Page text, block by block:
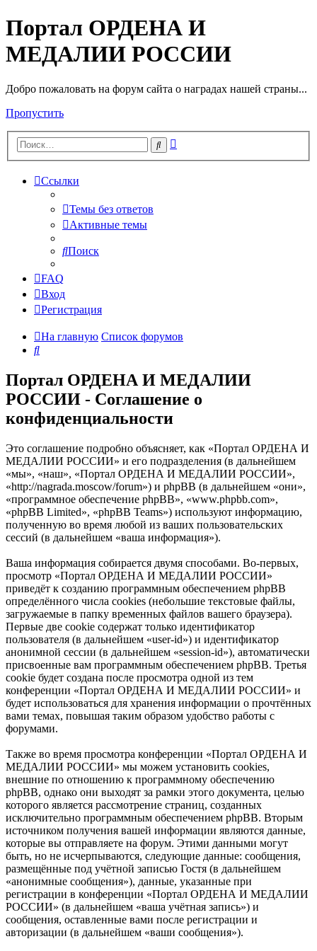
Портал ОРДЕНА И
МЕДАЛИИ РОССИИ
Добро пожаловать на форум сайта о наградах нашей страны...
Пропустить
Поиск
Ссылки
Темы без ответов
Активные темы
Поиск
FAQ
Вход
Регистрация
На главную Список форумов
Поиск
Портал ОРДЕНА И МЕДАЛИИ
РОССИИ - Соглашение о
конфиденциальности
Это соглашение подробно объясняет, как «Портал ОРДЕНА И
МЕДАЛИИ РОССИИ» и его подразделения (в дальнейшем
«мы», «наш», «Портал ОРДЕНА И МЕДАЛИИ РОССИИ»,
«http://nagrada.moscow/forum») и phpBB (в дальнейшем «они»,
«программное обеспечение phpBB», «www.phpbb.com»,
«phpBB Limited», «phpBB Teams») используют информацию,
полученную во время любой из ваших пользовательских
сессий (в дальнейшем «ваша информация»).
Ваша информация собирается двумя способами. Во-первых,
просмотр «Портал ОРДЕНА И МЕДАЛИИ РОССИИ»
приведёт к созданию программным обеспечением phpBB
определённого числа cookies (небольшие текстовые файлы,
загружаемые в папку временных файлов вашего браузера).
Первые две cookie содержат только идентификатор
пользователя (в дальнейшем «user-id») и идентификатор
анонимной сессии (в дальнейшем «session-id»), автоматически
присвоенные вам программным обеспечением phpBB. Третья
cookie будет создана после просмотра одной из тем
конференции «Портал ОРДЕНА И МЕДАЛИИ РОССИИ» и
будет использоваться для хранения информации о прочтённых
вами темах, повышая таким образом удобство работы с
форумами.
Также во время просмотра конференции «Портал ОРДЕНА И
МЕДАЛИИ РОССИИ» мы можем установить cookies,
внешние по отношению к программному обеспечению
phpBB, однако они выходят за рамки этого документа, целью
которого является рассмотрение страниц, созданных
исключительно программным обеспечением phpBB. Вторым
источником получения вашей информации являются данные,
которые вы отправляете на форум. Этими данными могут
быть, но не исчерпываются, следующие данные: сообщения,
размещённые под учётной записью Гостя (в дальнейшем
«анонимные сообщения»), данные, указанные при
регистрации в конференции «Портал ОРДЕНА И МЕДАЛИИ
РОССИИ» (в дальнейшем «ваша учётная запись») и
сообщения, оставленные вами после регистрации и
авторизации (в дальнейшем «ваши сообщения»).